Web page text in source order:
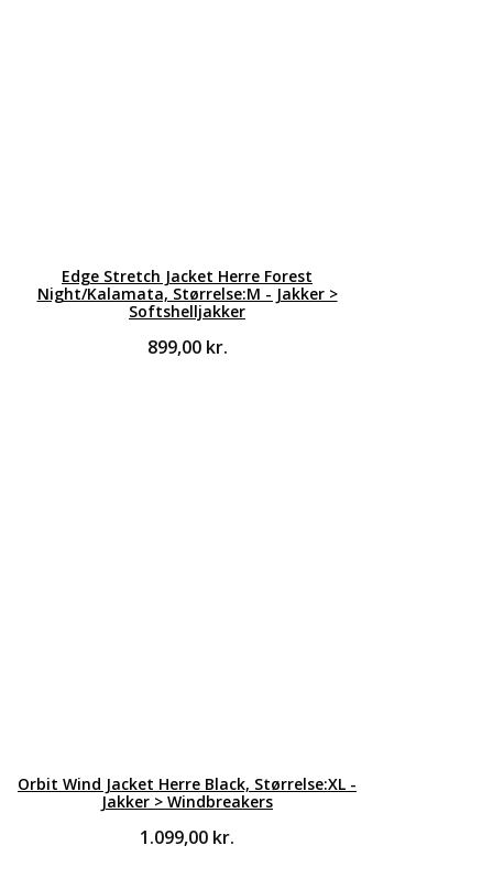
Edge Stretch Jacket Herre Forest
Night/Kalamata, Størrelse:M - Jakker >
Softshelljakker
899,00 kr.
Orbit Wind Jacket Herre Black, Størrelse:XL -
Jakker > Windbreakers
1.099,00 kr.